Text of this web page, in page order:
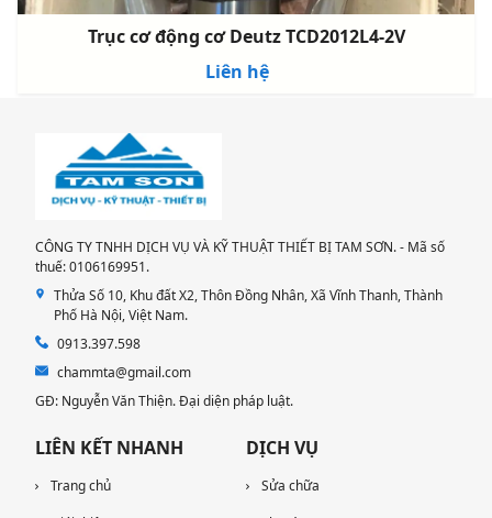
Trục cơ động cơ Deutz TCD2012L4-2V
Liên hệ
CÔNG TY TNHH DỊCH VỤ VÀ KỸ THUẬT THIẾT BỊ TAM SƠN. - Mã số
thuế: 0106169951.
Thửa Số 10, Khu đất X2, Thôn Đồng Nhân, Xã Vĩnh Thanh, Thành
Phố Hà Nội, Việt Nam.
0913.397.598
chammta@gmail.com
GĐ: Nguyễn Văn Thiện. Đại diện pháp luật.
LIÊN KẾT NHANH
Trang chủ
DỊCH VỤ
Sửa chữa